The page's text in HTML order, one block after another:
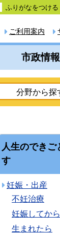
ふりがなをつける
ご利用案内
市政情報
分野から探
人生のできご
す
妊娠・出産
不妊治療
妊娠してから
生まれたら